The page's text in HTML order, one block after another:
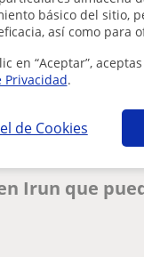
básico del sitio,
así como para
en “Aceptar”,
Privacidad.
de Cookies
¿Hay algún
Irun que